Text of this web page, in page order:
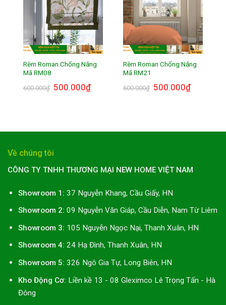
Rèm Roman Chống Nắng
Mã RM08
600.000₫ Giá
gốc
500.000₫Giá
hiện
Rèm Roman Chống Nắng
Mã RM21
600.000₫ Giá
gốc
500.000₫Giá
hiện
Về chúng tôi
CÔNG TY TNHH THƯƠNG MẠI NEW HOME VIỆT NAM
Showroom 1: 37 Nguyễn Khang, Cầu Giấy, HN
Showroom 2: 09 Nguyễn Văn Giáp, Cầu Diễn, Nam Từ Liêm
Showroom 3: 105 Nguyễn Ngọc Nại, Thanh Xuân, HN
Showroom 4: 24 Hạ Đình, Thanh Xuân, HN
Showroom 5: 326 Ngô Gia Tự, Long Biên, HN
Kho Động Cơ: Liền kề 13 - 08 Gleximco Lê Trọng Tấn - Hà
Đông